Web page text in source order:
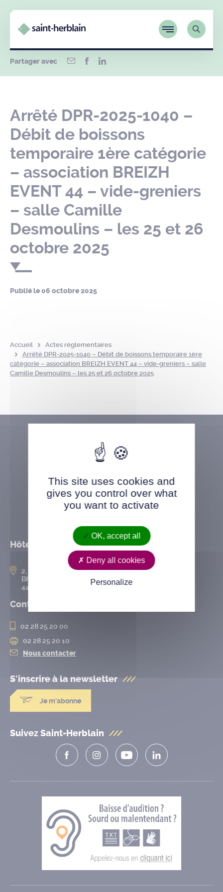
Partager avec
Arrêté DPR-2025-1040 –
Débit de boissons
temporaire 1ère catégorie
– association BREIZH
EVENT 44 – vide-greniers
– salle Camille
Desmoulins – les 25 et 26
octobre 2025
Publié le06 octobre 2025
Accueil
Actes réglementaires
Arrêté DPR-2025-1040 – Débit de boissons temporaire 1ère
catégorie – association BREIZH EVENT 44 – vide-greniers – salle
Camille Desmoulins – les 25 et 26 octobre 2025
Hôtel de ville
2, rue de l’Hôtel-de-Ville
BP 50167
44802 Saint-Herblain cedex
Contact
02 28 25 20 00
02 28 25 20 10
Nous contacter
S'inscrire à la newsletter
Je m'abonne
Suivez Saint-Herblain
This site uses cookies and
gives you control over what
you want to activate
OK, accept all
Deny all cookies
Personalize